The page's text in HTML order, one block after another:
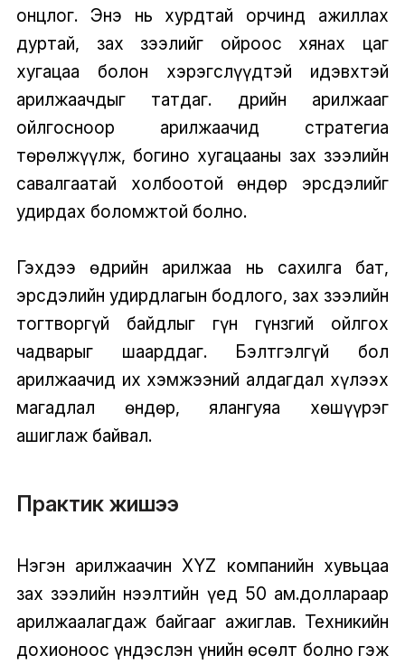
онцлог. Энэ нь хурдтай орчинд ажиллах
дуртай, зах зээлийг ойроос хянах цаг
хугацаа болон хэрэгслүүдтэй идэвхтэй
арилжаачдыг татдаг. Өдрийн арилжааг
ойлгосноор арилжаачид стратегиа
төрөлжүүлж, богино хугацааны зах зээлийн
савалгаатай холбоотой өндөр эрсдэлийг
удирдах боломжтой болно.
Гэхдээ өдрийн арилжаа нь сахилга бат,
эрсдэлийн удирдлагын бодлого, зах зээлийн
тогтворгүй байдлыг гүн гүнзгий ойлгох
чадварыг шаарддаг. Бэлтгэлгүй бол
арилжаачид их хэмжээний алдагдал хүлээх
магадлал өндөр, ялангуяа хөшүүрэг
ашиглаж байвал.
Практик жишээ
Нэгэн арилжаачин XYZ компанийн хувьцаа
зах зээлийн нээлтийн үед 50 ам.доллараар
арилжаалагдаж байгааг ажиглав. Техникийн
дохионоос үндэслэн үнийн өсөлт болно гэж